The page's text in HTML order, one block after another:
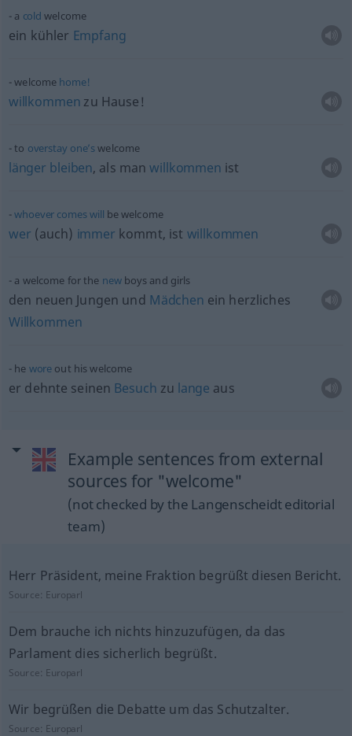
a cold welcome
ein kühler Empfang
welcome home!
willkommen zu Hause!
to overstay one’swelcome
länger bleiben, als manwillkommen ist
whoever comeswill be welcome
wer (auch) immer kommt, ist willkommen
a welcome for the newboys and girls
den neuen Jungen und Mädchen ein herzliches
Willkommen
he wore out his welcome
er dehnte seinen Besuch zu lange aus
Example sentences from external
sources for "welcome"
(not checked by the Langenscheidt editorial
team)
Herr Präsident, meine Fraktion begrüßt diesen Bericht.
Source: Europarl
Dem brauche ich nichts hinzuzufügen, da das
Parlament dies sicherlich begrüßt.
Source: Europarl
Wir begrüßen die Debatte um das Schutzalter.
Source: Europarl